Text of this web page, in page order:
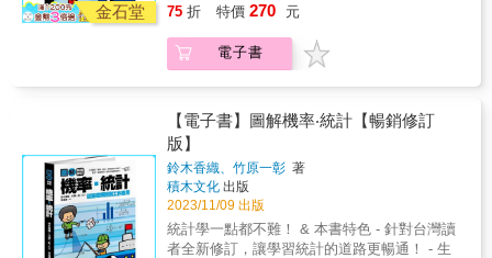
知不覺地跨越常見學習障礙，了解統計學全貌
一直在尋找一本「白話」統計學，讓人人可以
上手，驀然發現伊人卻在燈火闌珊處。一般人
總是聽統計變色，其實人們只要懂得統計的概
念與邏輯，不需要複雜的證明與計算，複雜的
計算就交給大數據分析軟體來完成，剩下的就
交給《超統計學》。──亞太行銷數位轉型聯盟
協會理事長／政治大學企業管理系兼任教授高
端訓
金石堂
力大增！ & 只要翻開第一頁，開始讀，就代表
你要懂了！ & 「機率、統計」是一種數學的活
用方法， 目的是幫助我們「掌握資訊的特
青雲； 無論你是職場新鮮人、自己開店當老
闆， 學會機率、統計的概念都能在資訊爆炸的
今日撥開迷霧，洞見方向。 數字最誠實，想要
掌握資料的本質、預測未來潮流， 機率與統計
是最聰明有效的工具。 &
75 折 特價 270 元
電子書
【電子書】圖解機率‧統計【暢銷修訂
版】
鈴木香織、竹原一彰 著
積木文化 出版
2023/11/09 出版
統計學一點都不難！ & 本書特色 - 針對台灣讀
者全新修訂，讓學習統計的道路更暢通！ - 生